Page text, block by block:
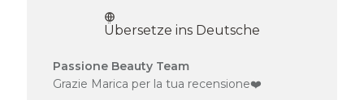
Übersetze ins Deutsche
Kommentare
des
Passione Beauty Team
Grazie Marica per la tua recensione❤️